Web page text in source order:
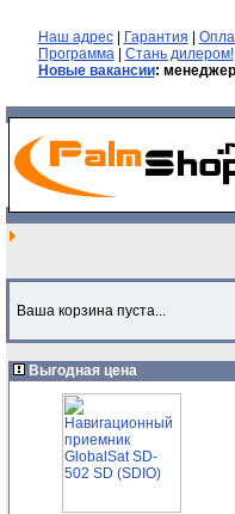
Наш адрес| Гарантия
Программа| Стань дилером!
Новые вакансии:
Ваша корзина пуста...
Выгодная цена